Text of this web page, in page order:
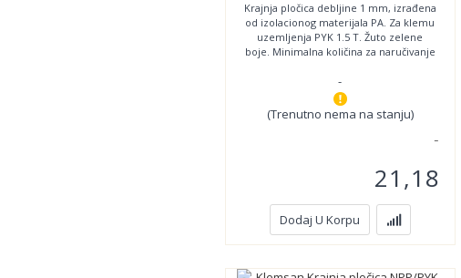
Krajnja pločica debljine 1 mm, izrađena
od izolacionog materijala PA. Za klemu
uzemljenja PYK 1.5 T. Žuto zelene
boje. Minimalna količina za naručivanje
-
(Trenutno nema na stanju)
21,18
Dodaj U Korpu